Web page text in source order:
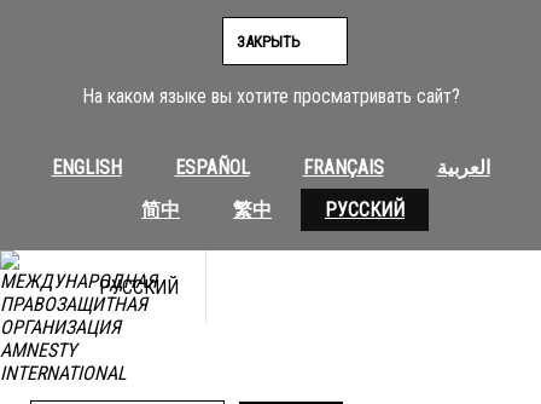
На каком языке вы хотите просматривать сайт?
ENGLISH ESPAÑOL FRANÇAIS
العربية
简中
繁中 РУССКИЙ
ЗАКРЫТЬ
РУССКИЙ